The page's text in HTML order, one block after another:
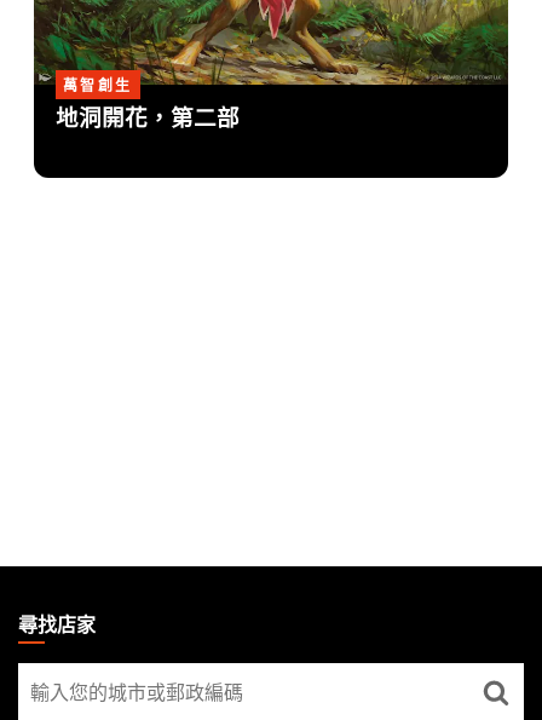
萬智創生
地洞開花，第二部
THE
GATHERING
FOOTER
尋找店家
尋
找